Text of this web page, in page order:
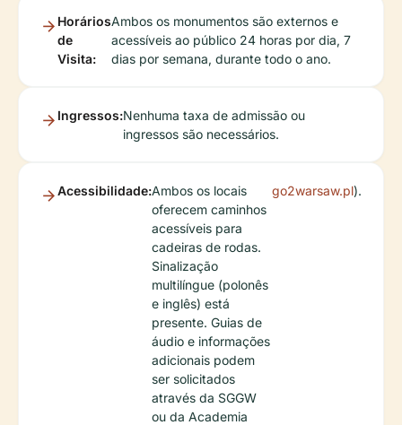
Horários
de
Visita:
Ambos os monumentos são externos e
acessíveis ao público 24 horas por dia, 7
dias por semana, durante todo o ano.
Ingressos:Nenhuma taxa de admissão ou
ingressos são necessários.
Acessibilidade:Ambos os locais
oferecem caminhos
acessíveis para
cadeiras de rodas.
Sinalização
multilíngue (polonês
e inglês) está
presente. Guias de
áudio e informações
adicionais podem
ser solicitados
através da SGGW
ou da Academia
go2warsaw.pl).